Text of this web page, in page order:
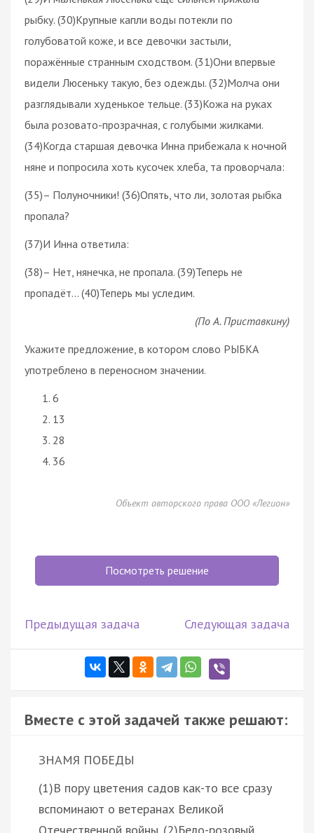
рыбку. (30)Крупные капли воды потекли по
голубоватой коже, и все девочки застыли,
поражённые странным сходством. (31)Они впервые
видели Люсеньку такую, без одежды. (32)Молча они
разглядывали худенькое тельце. (33)Кожа на руках
была розовато-прозрачная, с голубыми жилками.
(34)Когда старшая девочка Инна прибежала к ночной
няне и попросила хоть кусочек хлеба, та проворчала:
(35)– Полуночники! (36)Опять, что ли, золотая рыбка
пропала?
(37)И Инна ответила:
(38)– Нет, нянечка, не пропала. (39)Теперь не
пропадёт... (40)Теперь мы уследим.
(По А. Приставкину)
Укажите предложение, в котором слово РЫБКА
употреблено в переносном значении.
6
13
28
36
Объект авторского права ООО «Легион»
Посмотреть решение
Предыдущая задача Следующая задача
Вместе с этой задачей также решают:
ЗНАМЯ ПОБЕДЫ
(1)В пору цветения садов как-то все сразу
вспоминают о ветеранах Великой
Отечественной войны. (2)Бело-розовый